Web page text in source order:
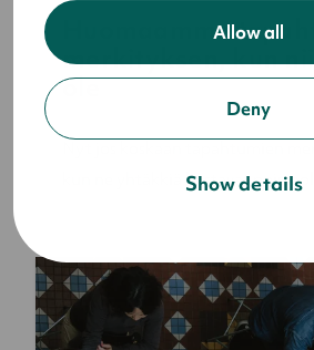
Allow all
Deny
Show details
Huomaamme
merkityksen, kun
ole
kun ne yhtäkkiä loistavat